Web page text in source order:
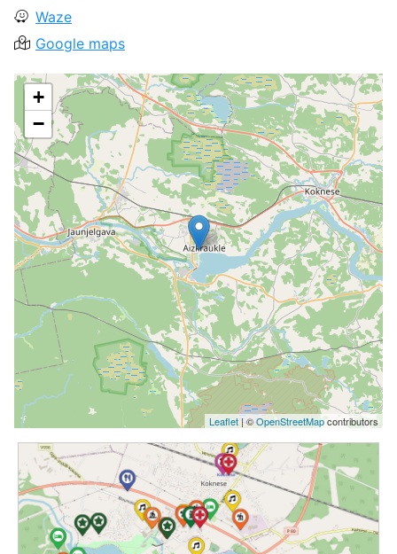
Waze
Google maps
+
−
Leaflet| ©OpenStreetMapcontributors